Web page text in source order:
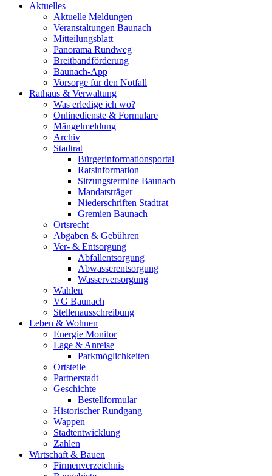
Aktuelles
Aktuelle Meldungen
Veranstaltungen Baunach
Mitteilungsblatt
Panorama Rundweg
Breitbandförderung
Baunach-App
Vorsorge für den Notfall
Rathaus & Verwaltung
Was erledige ich wo?
Onlinedienste & Formulare
Mängelmeldung
Archiv
Stadtrat
Bürgerinformationsportal
Ratsinformation
Sitzungstermine Baunach
Mandatsträger
Niederschriften Stadtrat
Gremien Baunach
Ortsrecht
Abgaben & Gebühren
Ver- & Entsorgung
Abfallentsorgung
Abwasserentsorgung
Wasserversorgung
Wahlen
VG Baunach
Stellenausschreibung
Leben & Wohnen
Energie Monitor
Lage & Anreise
Parkmöglichkeiten
Ortsteile
Partnerstadt
Geschichte
Bestellformular
Historischer Rundgang
Wappen
Stadtentwicklung
Zahlen
Wirtschaft & Bauen
Firmenverzeichnis